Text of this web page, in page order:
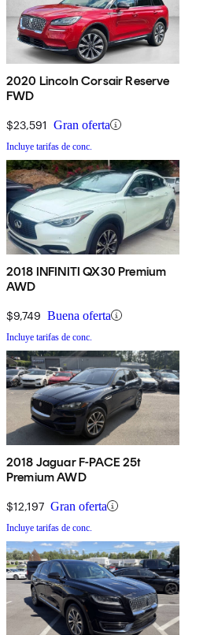
2020 Lincoln Corsair Reserve
FWD
$23,591 Gran oferta
Incluye tarifas de conc.
2018 INFINITI QX30 Premium
AWD
$9,749 Buena oferta
Incluye tarifas de conc.
2018 Jaguar F-PACE 25t
Premium AWD
$12,197 Gran oferta
Incluye tarifas de conc.